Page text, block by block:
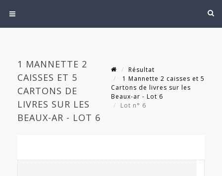
1 MANNETTE 2
CAISSES ET 5
CARTONS DE
LIVRES SUR LES
BEAUX-AR - LOT 6
Résultat
1 Mannette 2 caisses et 5
Cartons de livres sur les
Beaux-ar - Lot 6
Lot n° 6